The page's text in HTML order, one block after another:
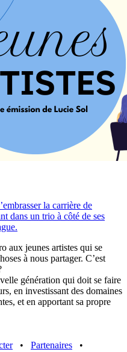
la carrière de
dans un trio à côté de ses
aux jeunes artistes qui se
à nous partager. C’est
génération qui doit se faire
en investissant des domaines
et en apportant sa propre
• Partenaires
•